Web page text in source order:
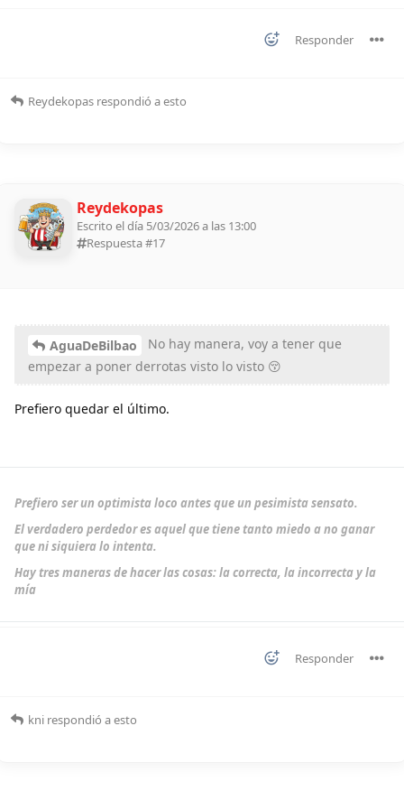
Responder
Reydekopas respondió a esto
Reydekopas
Escrito el día 5/03/2026 a las 13:00
Respuesta #17
AguaDeBilbao
No hay manera, voy a tener que
empezar a poner derrotas visto lo visto 😚
Prefiero quedar el último.
Prefiero ser un optimista loco antes que un pesimista sensato.
El verdadero perdedor es aquel que tiene tanto miedo a no ganar
que ni siquiera lo intenta.
Hay tres maneras de hacer las cosas: la correcta, la incorrecta y la
mía
Responder
kni respondió a esto